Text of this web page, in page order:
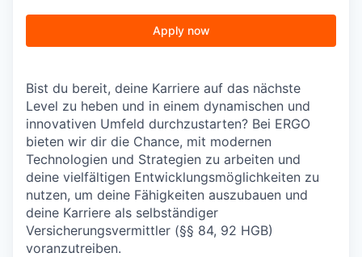
Apply now
Bist du bereit, deine Karriere auf das nächste
Level zu heben und in einem dynamischen und
innovativen Umfeld durchzustarten? Bei ERGO
bieten wir dir die Chance, mit modernen
Technologien und Strategien zu arbeiten und
deine vielfältigen Entwicklungsmöglichkeiten zu
nutzen, um deine Fähigkeiten auszubauen und
deine Karriere als selbständiger
Versicherungsvermittler (§§ 84, 92 HGB)
voranzutreiben.